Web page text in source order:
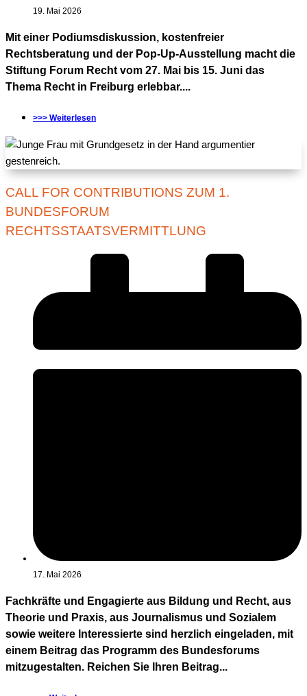
19. Mai 2026
Mit einer Podiumsdiskussion, kostenfreier
Rechtsberatung und der Pop-Up-Ausstellung macht die
Stiftung Forum Recht vom 27. Mai bis 15. Juni das
Thema Recht in Freiburg erlebbar....
>>> Weiterlesen
CALL FOR CONTRIBUTIONS ZUM 1.
BUNDESFORUM
RECHTSSTAATSVERMITTLUNG
17. Mai 2026
Fachkräfte und Engagierte aus Bildung und Recht, aus
Theorie und Praxis, aus Journalismus und Sozialem
sowie weitere Interessierte sind herzlich eingeladen, mit
einem Beitrag das Programm des Bundesforums
mitzugestalten. Reichen Sie Ihren Beitrag...